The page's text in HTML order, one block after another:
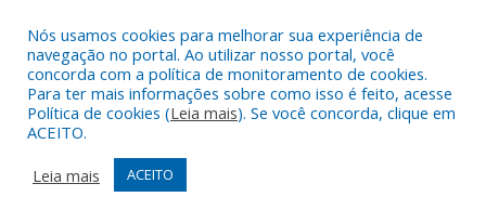
Todos os direitos reservados a Câmara Municipal de Muaná.
Mapa do Site
Acessar Área Administrativa
Acessar Webmail
Nós usamos cookies para melhorar sua experiência de
navegação no portal. Ao utilizar nosso portal, você
concorda com a política de monitoramento de cookies.
Para ter mais informações sobre como isso é feito, acesse
Política de cookies (Leia mais). Se você concorda, clique em
ACEITO.
Leia mais
ACEITO